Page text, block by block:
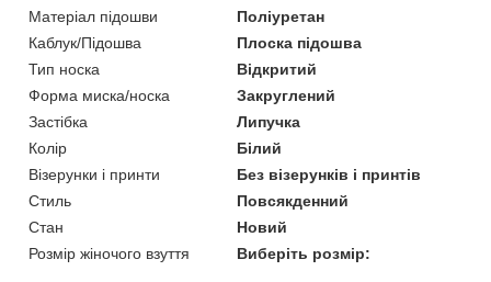
Матеріал підошви
Поліуретан
Каблук/Підошва
Плоска підошва
Тип носка
Відкритий
Форма миска/носка
Закруглений
Застібка
Липучка
Колір
Білий
Візерунки і принти
Без візерунків і принтів
Стиль
Повсякденний
Стан
Новий
Розмір жіночого взуття
Виберіть розмір: